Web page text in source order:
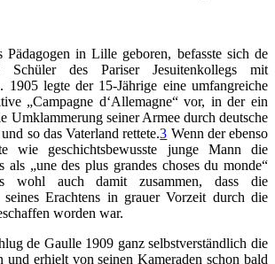
Pädagogen in Lille geboren, befasste sich de
Schüler des Pariser Jesuitenkollegs mit
1905 legte der 15-Jährige eine umfangreiche
„Campagne d‘Allemagne“ vor, in der ein
Umklammerung seiner Armee durch deutsche
so das Vaterland rettete.3 Wenn der ebenso
wie geschichtsbewusste junge Mann die
als „une des plus grandes choses du monde“
wohl auch damit zusammen, dass die
seines Erachtens in grauer Vorzeit durch die
worden war.
de Gaulle 1909 ganz selbstverständlich die
und erhielt von seinen Kameraden schon bald